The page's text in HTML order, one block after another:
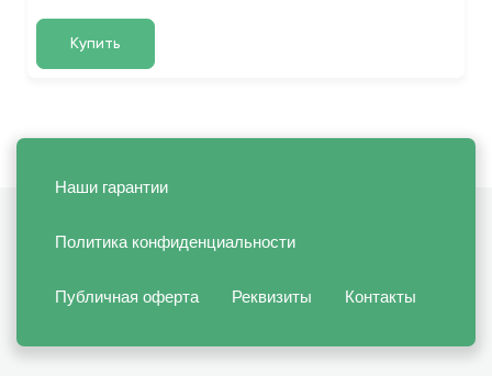
Купить
Наши гарантии
Политика конфиденциальности
Публичная оферта Реквизиты Контакты